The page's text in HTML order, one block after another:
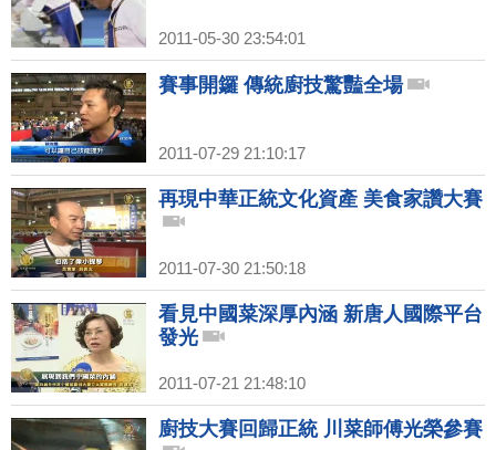
2011-05-30 23:54:01
賽事開鑼 傳統廚技驚豔全場
2011-07-29 21:10:17
再現中華正統文化資產 美食家讚大賽
2011-07-30 21:50:18
看見中國菜深厚內涵 新唐人國際平台
發光
2011-07-21 21:48:10
廚技大賽回歸正統 川菜師傅光榮參賽